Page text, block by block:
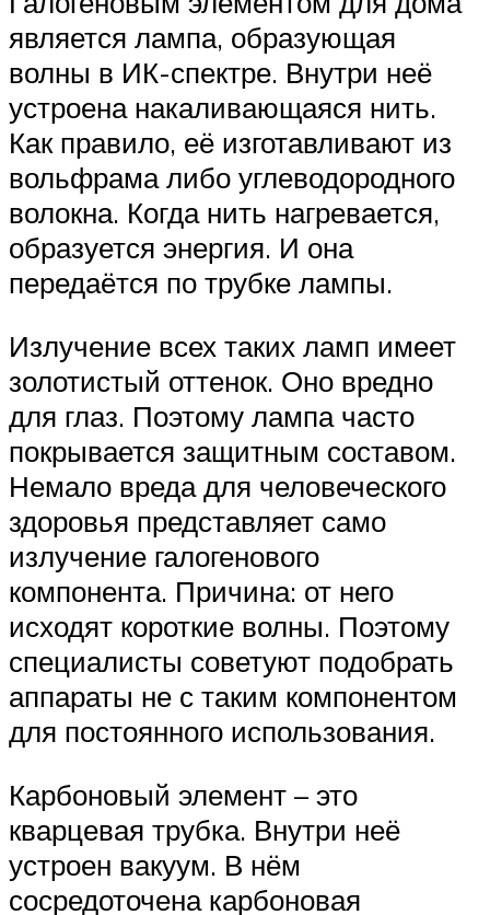
является лампа, образующая
волны в ИК-спектре. Внутри неё
устроена накаливающаяся нить.
Как правило, её изготавливают из
вольфрама либо углеводородного
волокна. Когда нить нагревается,
образуется энергия. И она
передаётся по трубке лампы.
Излучение всех таких ламп имеет
золотистый оттенок. Оно вредно
для глаз. Поэтому лампа часто
покрывается защитным составом.
Немало вреда для человеческого
здоровья представляет само
излучение галогенового
компонента. Причина: от него
исходят короткие волны. Поэтому
специалисты советуют подобрать
аппараты не с таким компонентом
для постоянного использования.
Карбоновый элемент – это
кварцевая трубка. Внутри неё
устроен вакуум. В нём
сосредоточена карбоновая